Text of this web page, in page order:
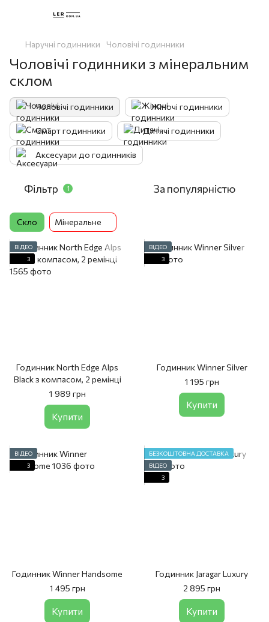
Наручні годинники Чоловічі годинники
Чоловічі годинники з мінеральним
склом
Чоловічі годинники Жіночі годинники
Смарт годинники Дитячі годинники
Аксесуари до годинників
Фільтр 1 За популярністю
Скло Мінеральне
ВІДЕО
3
Годинник North Edge Alps
Black з компасом, 2 ремінці
1 989 грн
Купити
ВІДЕО
3
Годинник Winner Silver
1 195 грн
Купити
ВІДЕО
3
Годинник Winner Handsome
1 495 грн
Купити
БЕЗКОШТОВНА ДОСТАВКА
ВІДЕО
3
Годинник Jaragar Luxury
2 895 грн
Купити